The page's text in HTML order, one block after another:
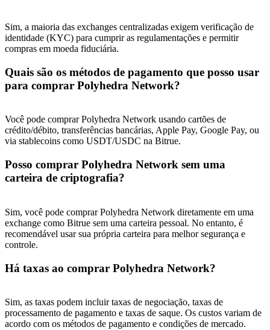
Sim, a maioria das exchanges centralizadas exigem verificação de
identidade (KYC) para cumprir as regulamentações e permitir
compras em moeda fiduciária.
Quais são os métodos de pagamento que posso usar
para comprar Polyhedra Network?
Você pode comprar Polyhedra Network usando cartões de
crédito/débito, transferências bancárias, Apple Pay, Google Pay, ou
via stablecoins como USDT/USDC na Bitrue.
Posso comprar Polyhedra Network sem uma
carteira de criptografia?
Sim, você pode comprar Polyhedra Network diretamente em uma
exchange como Bitrue sem uma carteira pessoal. No entanto, é
recomendável usar sua própria carteira para melhor segurança e
controle.
Há taxas ao comprar Polyhedra Network?
Sim, as taxas podem incluir taxas de negociação, taxas de
processamento de pagamento e taxas de saque. Os custos variam de
acordo com os métodos de pagamento e condições de mercado.